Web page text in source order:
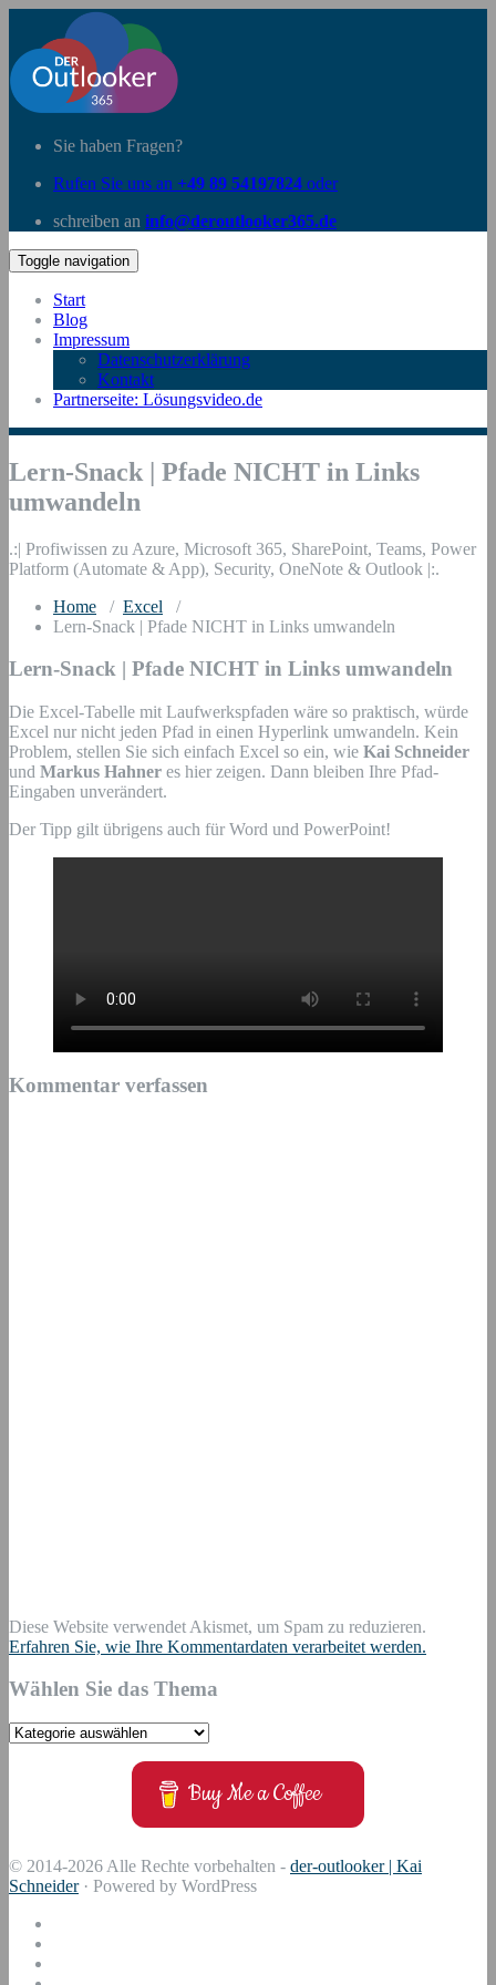
Sie haben Fragen?
Rufen Sie uns an +49 89 54197824 oder
schreiben an info@deroutlooker365.de
Toggle navigation
Start
Blog
Impressum
Datenschutzerklärung
Kontakt
Partnerseite: Lösungsvideo.de
Lern-Snack | Pfade NICHT in Links
umwandeln
.:| Profiwissen zu Azure, Microsoft 365, SharePoint, Teams, Power
Platform (Automate & App), Security, OneNote & Outlook |:.
Home / Excel /
Lern-Snack | Pfade NICHT in Links umwandeln
Lern-Snack | Pfade NICHT in Links umwandeln
Die Excel-Tabelle mit Laufwerkspfaden wäre so praktisch, würde
Excel nur nicht jeden Pfad in einen Hyperlink umwandeln. Kein
Problem, stellen Sie sich einfach Excel so ein, wie Kai Schneider
und Markus Hahner es hier zeigen. Dann bleiben Ihre Pfad-
Eingaben unverändert.
Der Tipp gilt übrigens auch für Word und PowerPoint!
Kommentar verfassen
Diese Website verwendet Akismet, um Spam zu reduzieren.
Erfahren Sie, wie Ihre Kommentardaten verarbeitet werden.
Wählen Sie das Thema
Wählen
Buy Me a Coffee
© 2014-2026 Alle Rechte vorbehalten - der-outlooker | Kai
Schneider· Powered by WordPress